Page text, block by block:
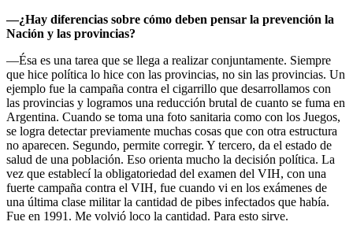
—¿Hay diferencias sobre cómo deben pensar la prevención la
Nación y las provincias?
—Ésa es una tarea que se llega a realizar conjuntamente. Siempre
que hice política lo hice con las provincias, no sin las provincias. Un
ejemplo fue la campaña contra el cigarrillo que desarrollamos con
las provincias y logramos una reducción brutal de cuanto se fuma en
Argentina. Cuando se toma una foto sanitaria como con los Juegos,
se logra detectar previamente muchas cosas que con otra estructura
no aparecen. Segundo, permite corregir. Y tercero, da el estado de
salud de una población. Eso orienta mucho la decisión política. La
vez que establecí la obligatoriedad del examen del VIH, con una
fuerte campaña contra el VIH, fue cuando vi en los exámenes de
una última clase militar la cantidad de pibes infectados que había.
Fue en 1991. Me volvió loco la cantidad. Para esto sirve.